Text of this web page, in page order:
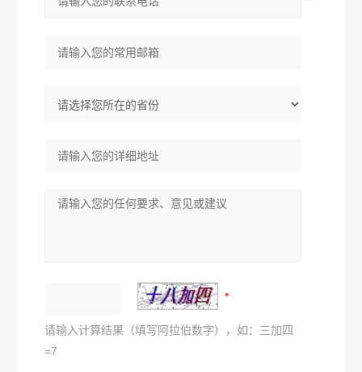
请输入计算结果（填写阿拉伯数字），如：三加四
=7